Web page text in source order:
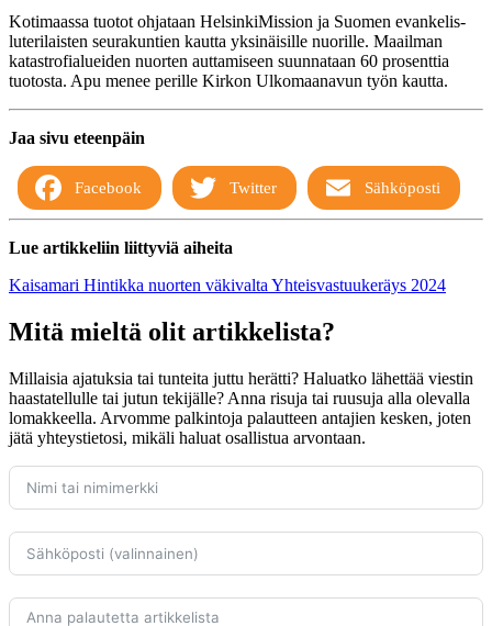
Kotimaassa tuotot ohjataan HelsinkiMission ja Suomen evankelis-
luterilaisten seurakuntien kautta yksinäisille nuorille. Maailman
katastrofialueiden nuorten auttamiseen suunnataan 60 prosenttia
tuotosta. Apu menee perille Kirkon Ulkomaanavun työn kautta.
Jaa sivu eteenpäin
Facebook Twitter Sähköposti
Lue artikkeliin liittyviä aiheita
Kaisamari Hintikka nuorten väkivalta Yhteisvastuukeräys 2024
Mitä mieltä olit artikkelista?
Millaisia ajatuksia tai tunteita juttu herätti? Haluatko lähettää viestin
haastatellulle tai jutun tekijälle? Anna risuja tai ruusuja alla olevalla
lomakkeella. Arvomme palkintoja palautteen antajien kesken, joten
jätä yhteystietosi, mikäli haluat osallistua arvontaan.